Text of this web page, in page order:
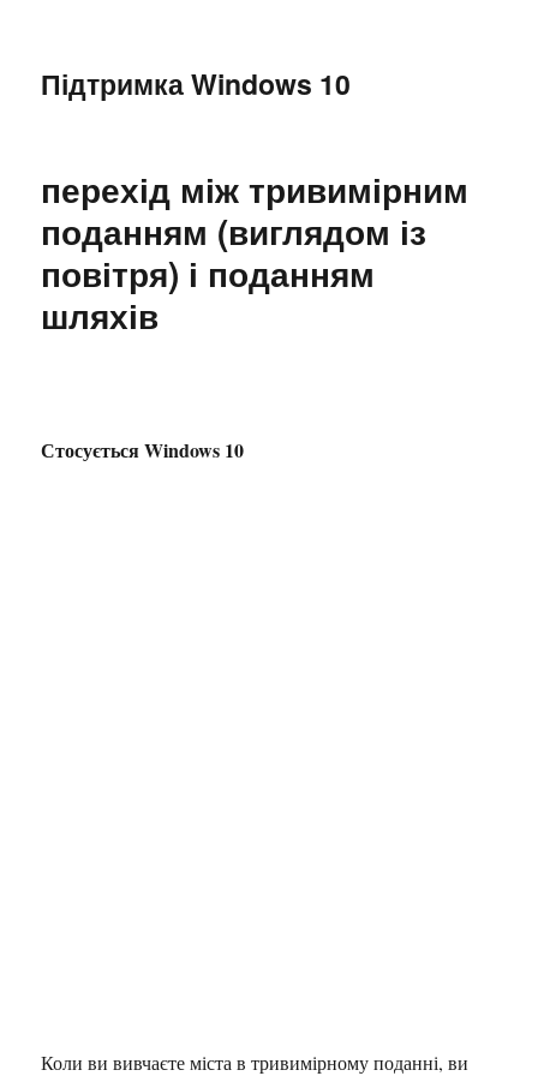
Підтримка Windows 10
перехід між тривимірним
поданням (виглядом із
повітря) і поданням
шляхів
Стосується Windows 10
Коли ви вивчаєте міста в тривимірному поданні, ви